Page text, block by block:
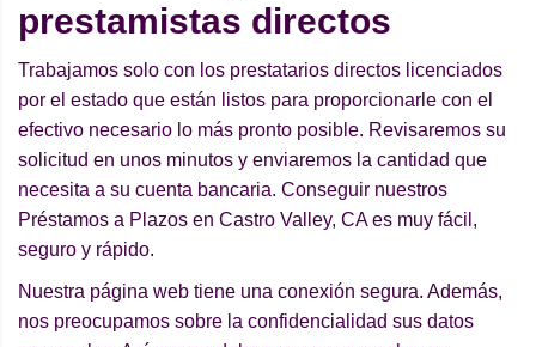
prestamistas directos
Trabajamos solo con los prestatarios directos licenciados
por el estado que están listos para proporcionarle con el
efectivo necesario lo más pronto posible. Revisaremos su
solicitud en unos minutos y enviaremos la cantidad que
necesita a su cuenta bancaria. Conseguir nuestros
Préstamos a Plazos en Castro Valley, CA es muy fácil,
seguro y rápido.
Nuestra página web tiene una conexión segura. Además,
nos preocupamos sobre la confidencialidad sus datos